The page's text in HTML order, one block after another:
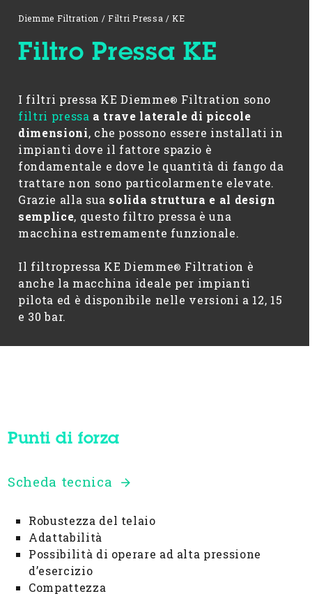
Diemme Filtration / Filtri Pressa / KE
Filtro Pressa KE
I filtri pressa KE Diemme® Filtration sono
filtri pressa a trave laterale di piccole
dimensioni, che possono essere installati in
impianti dove il fattore spazio è
fondamentale e dove le quantità di fango da
trattare non sono particolarmente elevate.
Grazie alla sua solida struttura e al design
semplice, questo filtro pressa è una
macchina estremamente funzionale.
Il filtropressa KE Diemme® Filtration è
anche la macchina ideale per impianti
pilota ed è disponibile nelle versioni a 12, 15
e 30 bar.
Punti di forza
Scheda tecnica
Robustezza del telaio
Adattabilità
Possibilità di operare ad alta pressione
d’esercizio
Compattezza